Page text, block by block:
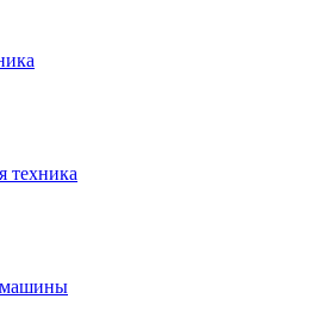
техника
машины